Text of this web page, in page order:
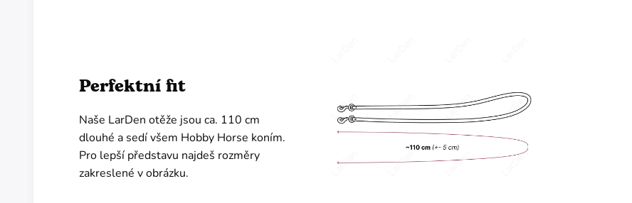
Perfektní fit
Naše LarDen otěže jsou ca. 110 cm
dlouhé a sedí všem Hobby Horse koním.
Pro lepší představu najdeš rozměry
zakreslené v obrázku.